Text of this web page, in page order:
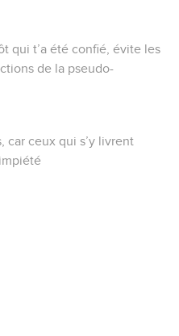
qui t’a été confié, évite les
de la pseudo-
car ceux qui s’y livrent